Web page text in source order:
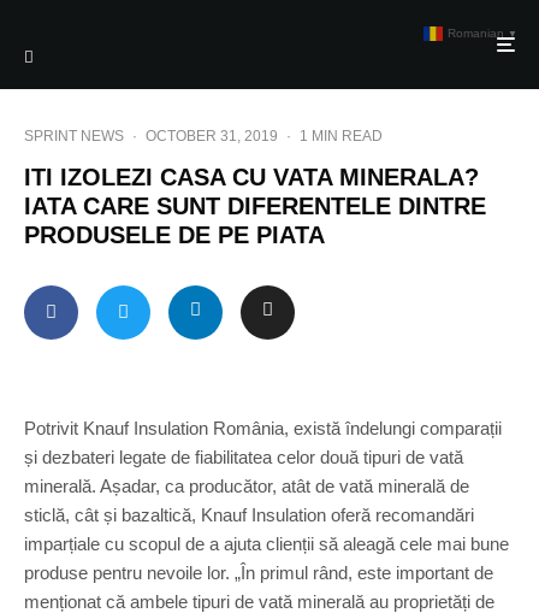
SPRINT NEWS · OCTOBER 31, 2019 · 1 MIN READ
ITI IZOLEZI CASA CU VATA MINERALA?
IATA CARE SUNT DIFERENTELE DINTRE
PRODUSELE DE PE PIATA
Potrivit Knauf Insulation România, există îndelungi comparații
și dezbateri legate de fiabilitatea celor două tipuri de vată
minerală. Așadar, ca producător, atât de vată minerală de
sticlă, cât și bazaltică, Knauf Insulation oferă recomandări
imparțiale cu scopul de a ajuta clienții să aleagă cele mai bune
produse pentru nevoile lor. „În primul rând, este important de
menționat că ambele tipuri de vată minerală au proprietăți de
Romanian ▼